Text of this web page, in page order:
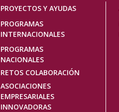
PROYECTOS Y AYUDAS
PROGRAMAS
INTERNACIONALES
PROGRAMAS
NACIONALES
RETOS COLABORACIÓN
ASOCIACIONES
EMPRESARIALES
INNOVADORAS